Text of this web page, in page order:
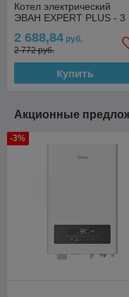
Котел электрический
ЭВАН EXPERT PLUS - 3
2 688,84 руб.
2 772 руб.
Купить
Акционные
-3%